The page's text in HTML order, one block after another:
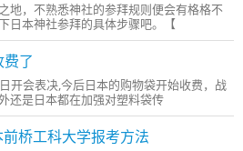
地，不熟悉神社的参拜规则便会有格格不
日本神社参拜的具体步骤吧。【
了
开会表决,今后日本的购物袋开始收费，战
还是日本都在加强对塑料袋传
前桥工科大学报考方法